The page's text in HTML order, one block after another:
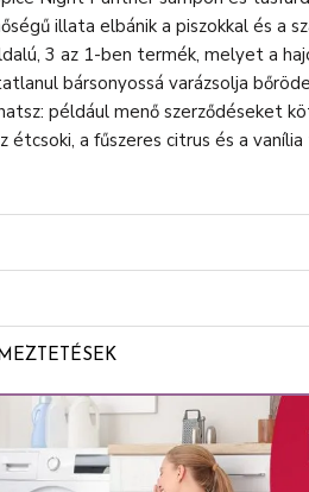
illata elbánik a piszokkal és a
3 az 1-ben termék, melyet a
bársonyossá varázsolja
például menő szerződéseket
étcsoki, a fűszeres citrus és a
PARFÜMMINŐSÉGŰ
mélytisztító technológiája és
felfrissülj
és a vanília telt illata vészes
ÉS PUHA, BÁRSONYOS BŐR.
tusfürdő nem csak a szagokat